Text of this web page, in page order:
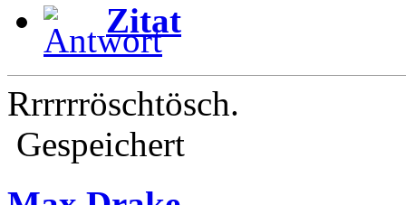
Zitat
Rrrrrröschtösch.
Gespeichert